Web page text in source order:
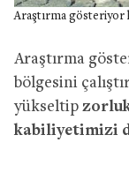
Araştırma gösteriyor
Araştırma
bölgesini
yükseltip
kabiliyetimizi